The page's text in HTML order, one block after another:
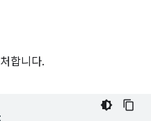
합니다.